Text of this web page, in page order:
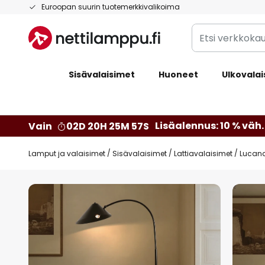
Euroopan suurin tuotemerkkivalikoima
Skip
Content
Etsi
verkkokaupan
Sisävalaisimet Huoneet
Vain 02D 20H 25M 56S Lisäalennus: 10 %
Lamput ja valaisimet Sisävalaisimet Lattiavalaisimet
Skip
the
end